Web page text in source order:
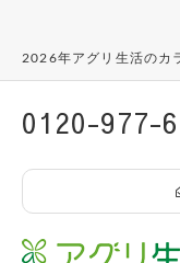
2026年アグリ生活のカ
0120-977-